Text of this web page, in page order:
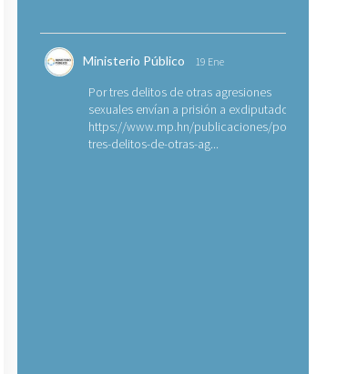
Ministerio Público 19 Ene
Por tres delitos de otras agresiones
sexuales envían a prisión a exdiputado
https://www.mp.hn/publicaciones/por-
tres-delitos-de-otras-ag...